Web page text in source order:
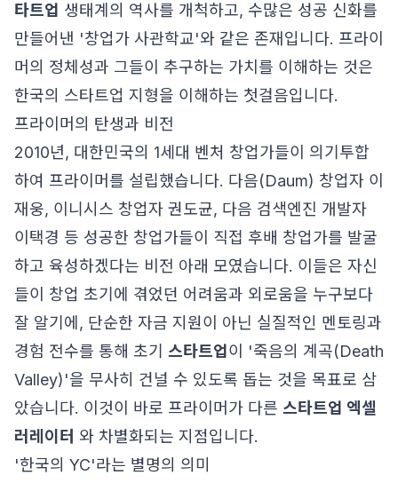
타트업 생태계의 역사를 개척하고, 수많은 성공 신화를
만들어낸 '창업가 사관학교'와 같은 존재입니다. 프라이
머의 정체성과 그들이 추구하는 가치를 이해하는 것은
한국의 스타트업 지형을 이해하는 첫걸음입니다.
프라이머의 탄생과 비전
2010년, 대한민국의 1세대 벤처 창업가들이 의기투합
하여 프라이머를 설립했습니다. 다음(Daum) 창업자 이
재웅, 이니시스 창업자 권도균, 다음 검색엔진 개발자
이택경 등 성공한 창업가들이 직접 후배 창업가를 발굴
하고 육성하겠다는 비전 아래 모였습니다. 이들은 자신
들이 창업 초기에 겪었던 어려움과 외로움을 누구보다
잘 알기에, 단순한 자금 지원이 아닌 실질적인 멘토링과
경험 전수를 통해 초기 스타트업 이 '죽음의 계곡(Death
Valley)'을 무사히 건널 수 있도록 돕는 것을 목표로 삼
았습니다. 이것이 바로 프라이머가 다른 스타트업 엑셀
러레이터 와 차별화되는 지점입니다.
'한국의 YC'라는 별명의 의미